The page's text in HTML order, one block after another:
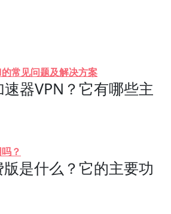
常见问题及解决方案
器VPN？它有哪些主
？
是什么？它的主要功